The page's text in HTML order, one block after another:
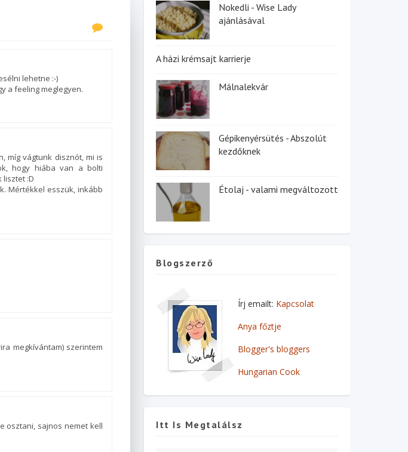
lehetne :-)
a feeling meglegyen.
míg vágtunk disznót, mi is
hogy hiába van a bolti
:D
Mértékkel esszük, inkább
megkívántam) szerintem
osztani, sajnos nemet kell
Nokedli - Wise Lady
ajánlásával
A házi krémsajt karrierje
Málnalekvár
Gépikenyérsütés - Abszolút
kezdőknek
Étolaj - valami megváltozott
Blogszerző
Írj emailt: Kapcsolat
Anya főztje
Blogger's bloggers
Hungarian Cook
Itt Is Megtalálsz